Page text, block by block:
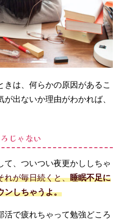
は、何らかの原因があるこ
出ないか理由がわかれば、
じゃない
て、ついつい夜更かししちゃ
れが毎日続くと、睡眠不足に
ンしちゃうよ。
活で疲れちゃって勉強どころ